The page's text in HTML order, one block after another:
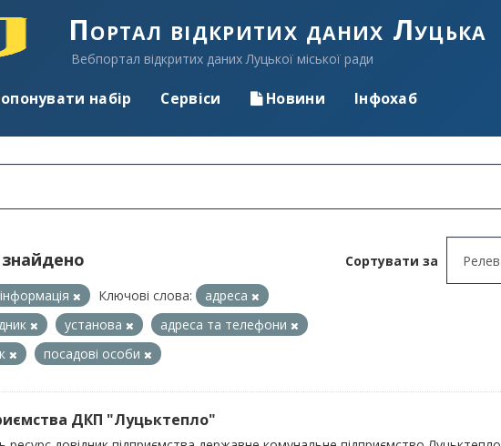
Портал відкритих даних Луцька
Вебпортал відкритих даних Луцької міської ради
набір Сервіси Новини Інфохаб
Сортувати за
Ключові слова:
адреса
установа
адреса та телефони
посадові особи
ДКП "Луцьктепло"